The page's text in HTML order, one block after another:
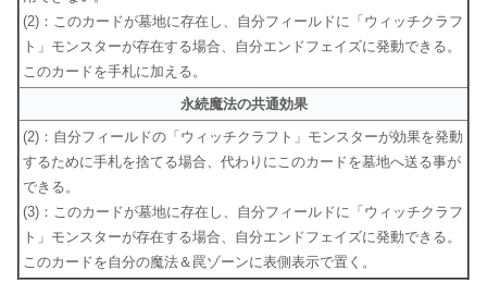
(2)：このカードが墓地に存在し、自分フィールドに「ウィッチクラフ
ト」モンスターが存在する場合、自分エンドフェイズに発動できる。
このカードを手札に加える。
永続魔法の共通効果
(2)：自分フィールドの「ウィッチクラフト」モンスターが効果を発動
するために手札を捨てる場合、代わりにこのカードを墓地へ送る事が
できる。
(3)：このカードが墓地に存在し、自分フィールドに「ウィッチクラフ
ト」モンスターが存在する場合、自分エンドフェイズに発動できる。
このカードを自分の魔法＆罠ゾーンに表側表示で置く。